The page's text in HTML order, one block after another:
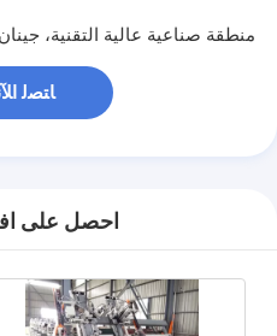
منطقة صناعية عالية التقنية،
ﺎﺘﺼﻟ
احصل على